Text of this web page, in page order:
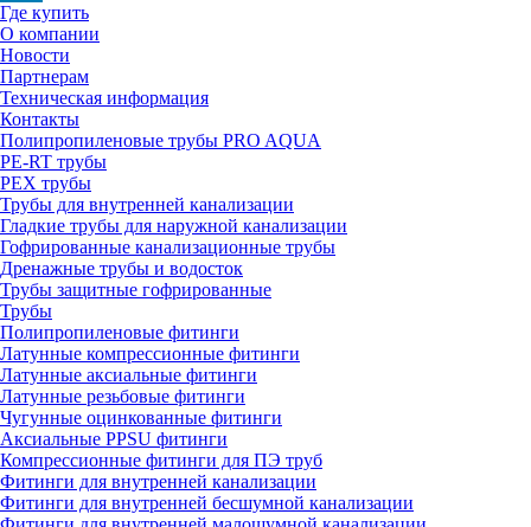
Где купить
О компании
Новости
Партнерам
Техническая информация
Контакты
Полипропиленовые трубы PRO AQUA
PE-RT трубы
PEX трубы
Трубы для внутренней канализации
Гладкие трубы для наружной канализации
Гофрированные канализационные трубы
Дренажные трубы и водосток
Трубы защитные гофрированные
Трубы
Полипропиленовые фитинги
Латунные компрессионные фитинги
Латунные аксиальные фитинги
Латунные резьбовые фитинги
Чугунные оцинкованные фитинги
Аксиальные PPSU фитинги
Компрессионные фитинги для ПЭ труб
Фитинги для внутренней канализации
Фитинги для внутренней бесшумной канализации